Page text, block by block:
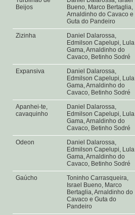
Beijos
Bueno, Marco Bertaglia,
Arnaldinho do Cavaco e
Guta do Pandeiro
Zizinha
Daniel Dalarossa,
Edmilson Capelupi, Lula
Gama, Arnaldinho do
Cavaco, Betinho Sodré
Expansiva
Daniel Dalarossa,
Edmilson Capelupi, Lula
Gama, Arnaldinho do
Cavaco, Betinho Sodré
Apanhei-te,
cavaquinho
Daniel Dalarossa,
Edmilson Capelupi, Lula
Gama, Arnaldinho do
Cavaco, Betinho Sodré
Odeon
Daniel Dalarossa,
Edmilson Capelupi, Lula
Gama, Arnaldinho do
Cavaco, Betinho Sodré
Gaúcho
Toninho Carrasqueira,
Israel Bueno, Marco
Bertaglia, Arnaldinho do
Cavaco e Guta do
Pandeiro